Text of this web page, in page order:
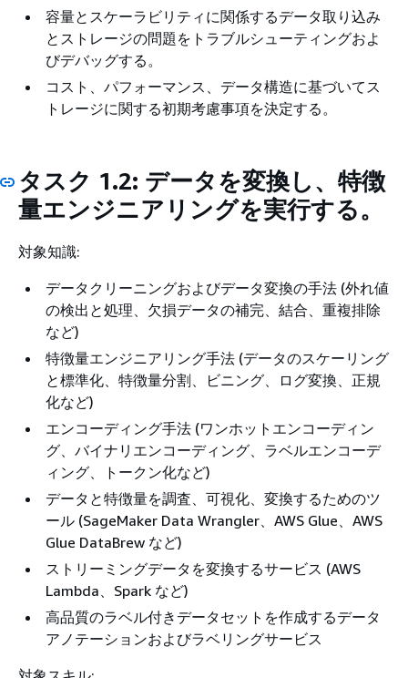
容量とスケーラビリティに関係するデータ取り込み
とストレージの問題をトラブルシューティングおよ
びデバッグする。
コスト、パフォーマンス、データ構造に基づいてス
トレージに関する初期考慮事項を決定する。
タスク 1.2: データを変換し、特徴
量エンジニアリングを実行する。
対象知識:
データクリーニングおよびデータ変換の手法 (外れ値
の検出と処理、欠損データの補完、結合、重複排除
など)
特徴量エンジニアリング手法 (データのスケーリング
と標準化、特徴量分割、ビニング、ログ変換、正規
化など)
エンコーディング手法 (ワンホットエンコーディン
グ、バイナリエンコーディング、ラベルエンコーデ
ィング、トークン化など)
データと特徴量を調査、可視化、変換するためのツ
ール (SageMaker Data Wrangler、AWS Glue、AWS
Glue DataBrew など)
ストリーミングデータを変換するサービス (AWS
Lambda、Spark など)
高品質のラベル付きデータセットを作成するデータ
アノテーションおよびラベリングサービス